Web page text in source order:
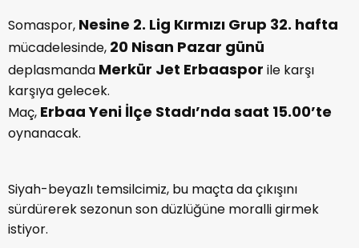
Somaspor, Nesine 2. Lig Kırmızı Grup 32. hafta
mücadelesinde, 20 Nisan Pazar günü
deplasmanda Merkür Jet Erbaaspor ile karşı
karşıya gelecek.
Maç, Erbaa Yeni İlçe Stadı’nda saat 15.00’te
oynanacak.
Siyah-beyazlı temsilcimiz, bu maçta da çıkışını
sürdürerek sezonun son düzlüğüne moralli girmek
istiyor.